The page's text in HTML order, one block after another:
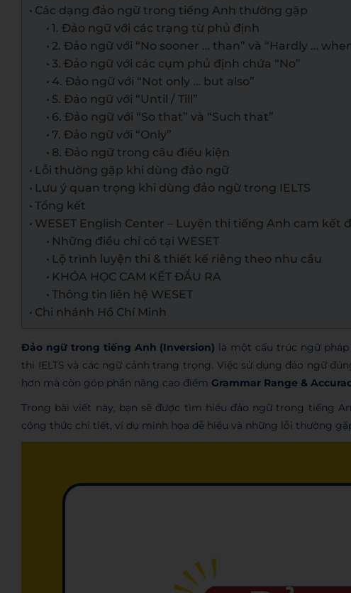
Các dạng đảo ngữ trong tiếng Anh thường gặp
1. Đảo ngữ với các trạng từ phủ định
2. Đảo ngữ với “No sooner … than” và “Hardly …
3. Đảo ngữ với các cụm phủ định chứa “No”
4. Đảo ngữ với “Not only … but also”
5. Đảo ngữ với “Until / Till”
6. Đảo ngữ với “So that” và “Such that”
7. Đảo ngữ với “Only”
8. Đảo ngữ trong câu điều kiện
Lỗi thường gặp khi dùng đảo ngữ
Lưu ý quan trọng khi dùng đảo ngữ trong IELTS
Tổng kết
WESET English Center – Luyện thi tiếng Anh cam kết
Những điều chỉ có tại WESET
Lộ trình luyện thi & thiết kế riêng theo nhu cầu
KHÓA HỌC CAM KẾT ĐẦU RA
Thông tin liên hệ WESET
Chi nhánh Hồ Chí Minh
Đảo ngữ trong tiếng Anh (Inversion) là một cấu trúc ngữ
thi IELTS và các ngữ cảnh trang trọng. Việc sử dụng đảo ngữ
hơn mà còn góp phần nâng cao điểm Grammar Range &
Trong bài viết này, bạn sẽ được tìm hiểu đảo ngữ trong tiếng
công thức chi tiết, ví dụ minh họa dễ hiểu và những lỗi thường